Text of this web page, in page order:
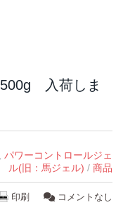
入荷しま
パワーコントロールジェ
ル(旧：馬ジェル) / 商品
印刷 コメントなし